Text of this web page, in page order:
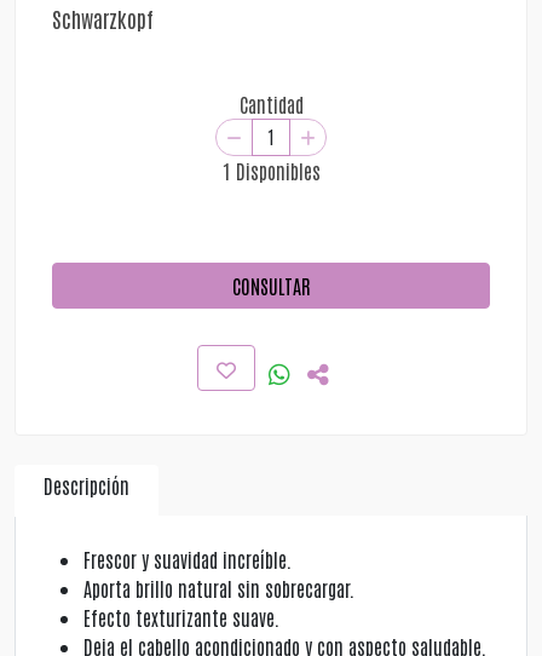
Schwarzkopf
Cantidad
1 Disponibles
CONSULTAR
Descripción
Frescor y suavidad increíble.
Aporta brillo natural sin sobrecargar.
Efecto texturizante suave.
Deja el cabello acondicionado y con aspecto saludable.